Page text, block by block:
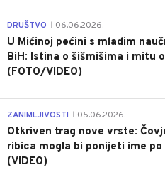
DRUŠTVO 06.06.2026.
U Mićinoj pećini s mladim
BiH: Istina o šišmišima i mitu
(FOTO/VIDEO)
ZANIMLJIVOSTI 05.06.2026.
Otkriven trag nove vrste:
ribica mogla bi ponijeti ime po
(VIDEO)